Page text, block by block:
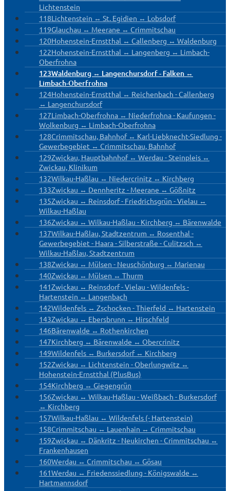
Lichtenstein
118Lichtenstein ↔ St. Egidien ↔ Lobsdorf
119Glauchau ↔ Meerane ↔ Crimmitschau
120Hohenstein-Ernstthal ↔ Callenberg ↔ Waldenburg
122Hohenstein-Ernstthal ↔ Langenberg ↔ Limbach-
Oberfrohna
123Waldenburg ↔ Langenchursdorf - Falken ↔
Limbach-Oberfrohna
124Hohenstein-Ernstthal ↔ Reichenbach - Callenberg
↔ Langenchursdorf
127Limbach-Oberfrohna ↔ Niederfrohna - Kaufungen -
Wolkenburg ↔ Limbach-Oberfrohna
128Crimmitschau, Bahnhof ↔ Karl-Liebknecht-Siedlung -
Gewerbegebiet ↔ Crimmitschau, Bahnhof
129Zwickau, Hauptbahnhof ↔ Werdau - Steinpleis ↔
Zwickau, Klinikum
132Wilkau-Haßlau ↔ Niedercrinitz ↔ Kirchberg
133Zwickau ↔ Dennheritz - Meerane ↔ Gößnitz
135Zwickau ↔ Reinsdorf - Friedrichsgrün - Vielau ↔
Wilkau-Haßlau
136Zwickau ↔ Wilkau-Haßlau - Kirchberg ↔ Bärenwalde
137Wilkau-Haßlau, Stadtzentrum ↔ Rosenthal -
Gewerbegebiet - Haara - Silberstraße - Culitzsch ↔
Wilkau-Haßlau, Stadtzentrum
138Zwickau ↔ Mülsen - Neuschönburg ↔ Marienau
140Zwickau ↔ Mülsen ↔ Thurm
141Zwickau ↔ Reinsdorf - Vielau - Wildenfels -
Hartenstein ↔ Langenbach
142Wildenfels ↔ Zschocken - Thierfeld ↔ Hartenstein
143Zwickau ↔ Ebersbrunn ↔ Hirschfeld
146Bärenwalde ↔ Rothenkirchen
147Kirchberg ↔ Bärenwalde ↔ Obercrinitz
149Wildenfels ↔ Burkersdorf ↔ Kirchberg
152Zwickau ↔ Lichtenstein - Oberlungwitz ↔
Hohenstein-Ernstthal (PlusBus)
154Kirchberg ↔ Giegengrün
156Zwickau ↔ Wilkau-Haßlau - Weißbach - Burkersdorf
↔ Kirchberg
157Wilkau-Haßlau ↔ Wildenfels (- Hartenstein)
158Crimmitschau ↔ Lauenhain ↔ Crimmitschau
159Zwickau ↔ Dänkritz - Neukirchen - Crimmitschau ↔
Frankenhausen
160Werdau ↔ Crimmitschau ↔ Gösau
161Werdau ↔ Friedenssiedlung - Königswalde ↔
Hartmannsdorf